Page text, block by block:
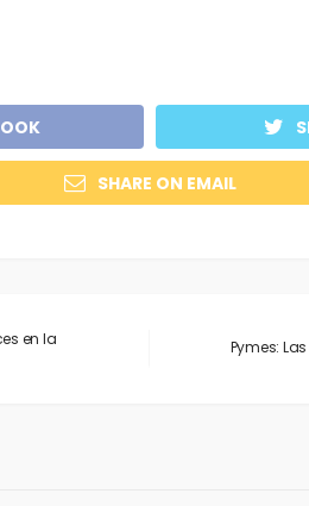
SHARE ON EMAIL
en la
Pymes: